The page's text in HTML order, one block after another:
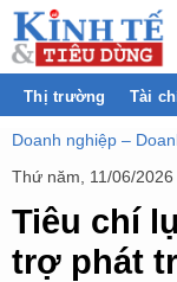
Thị trường Tài
Doanh nghiệp –
Thứ năm, 11/06/
Tiêu chí
trợ phát